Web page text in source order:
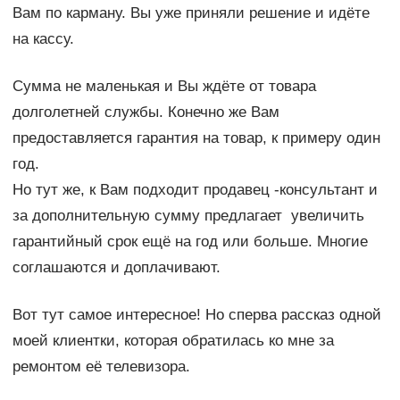
Вам по карману. Вы уже приняли решение и идёте
на кассу.
Сумма не маленькая и Вы ждёте от товара
долголетней службы. Конечно же Вам
предоставляется гарантия на товар, к примеру один
год.
Но тут же, к Вам подходит продавец -консультант и
за дополнительную сумму предлагает увеличить
гарантийный срок ещё на год или больше. Многие
соглашаются и доплачивают.
Вот тут самое интересное! Но сперва рассказ одной
моей клиентки, которая обратилась ко мне за
ремонтом её телевизора.